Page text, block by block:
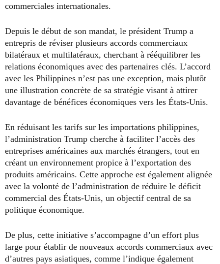
commerciales internationales.
Depuis le début de son mandat, le président Trump a
entrepris de réviser plusieurs accords commerciaux
bilatéraux et multilatéraux, cherchant à rééquilibrer les
relations économiques avec des partenaires clés. L’accord
avec les Philippines n’est pas une exception, mais plutôt
une illustration concrète de sa stratégie visant à attirer
davantage de bénéfices économiques vers les États-Unis.
En réduisant les tarifs sur les importations philippines,
l’administration Trump cherche à faciliter l’accès des
entreprises américaines aux marchés étrangers, tout en
créant un environnement propice à l’exportation des
produits américains. Cette approche est également alignée
avec la volonté de l’administration de réduire le déficit
commercial des États-Unis, un objectif central de sa
politique économique.
De plus, cette initiative s’accompagne d’un effort plus
large pour établir de nouveaux accords commerciaux avec
d’autres pays asiatiques, comme l’indique également